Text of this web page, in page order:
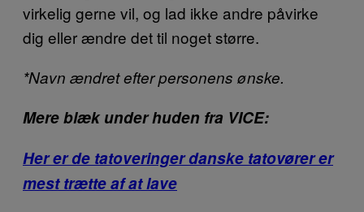
virkelig gerne vil, og lad ikke andre påvirke
dig eller ændre det til noget større.
*Navn ændret efter personens ønske.
Mere blæk under huden fra VICE:
Her er de tatoveringer danske tatovører er
mest trætte af at lave